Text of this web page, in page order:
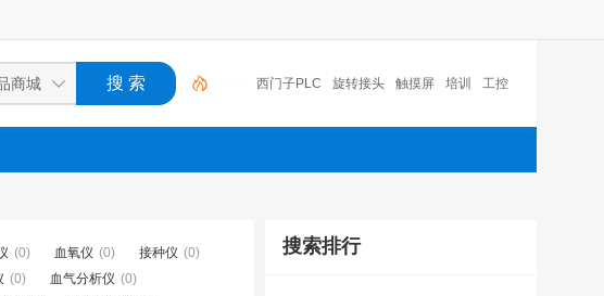
西门子PLC 旋转接头 触摸屏 培训 工控 工控机
变送器 球阀 plc 阀门
(0) 血氧仪 (0) 接种仪 (0)
(0) 血气分析仪 (0)
搜索排行